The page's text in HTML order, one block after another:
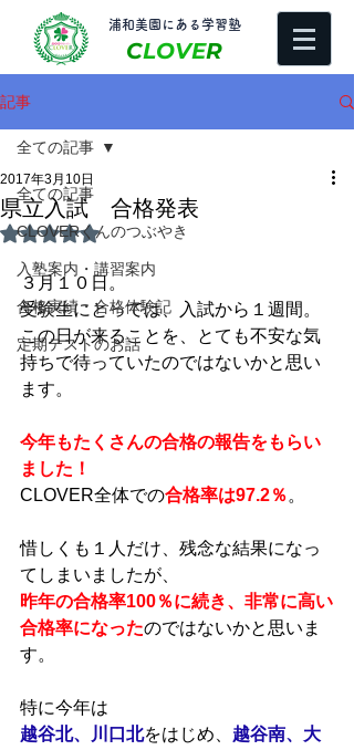
​浦和美園にある学習塾
CLOVER
記事
全ての記事
CLOVERくんのつぶやき
入塾案内・講習案内
合格実績・合格体験記
定期テストのお話
全ての記事
県立入試 合格発表
2017年3月10日
5つ星のうちNaNと評価されています。
３月１０日。
受験生にとっては、入試から１週間。
この日が来ることを、とても不安な気
持ちで待っていたのではないかと思い
ます。
今年もたくさんの合格の報告をもらい
ました！
CLOVER全体での合格率は97.2％ 。
惜しくも１人だけ、残念な結果になっ
てしまいましたが、
昨年の合格率100％に続き、非常に高い
合格率になったのではないかと思いま
す。
特に今年は
越谷北、川口北をはじめ、 越谷南、大